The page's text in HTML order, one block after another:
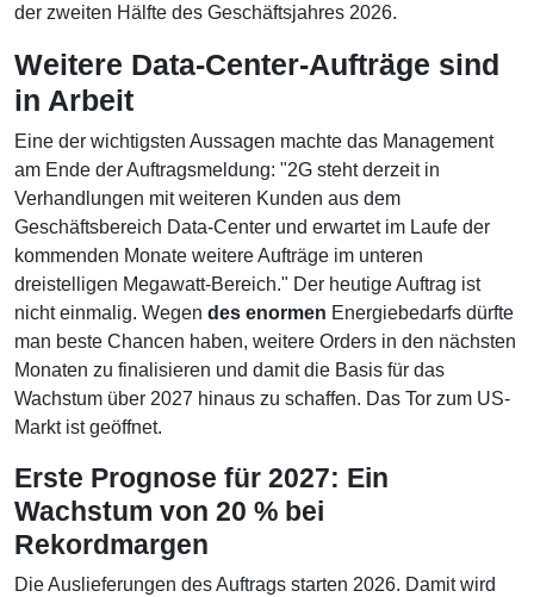
der zweiten Hälfte des Geschäftsjahres 2026.
Weitere Data-Center-Aufträge sind
in Arbeit
Eine der wichtigsten Aussagen machte das Management
am Ende der Auftragsmeldung: "2G steht derzeit in
Verhandlungen mit weiteren Kunden aus dem
Geschäftsbereich Data-Center und erwartet im Laufe der
kommenden Monate weitere Aufträge im unteren
dreistelligen Megawatt-Bereich." Der heutige Auftrag ist
nicht einmalig. Wegen des enormen Energiebedarfs dürfte
man beste Chancen haben, weitere Orders in den nächsten
Monaten zu finalisieren und damit die Basis für das
Wachstum über 2027 hinaus zu schaffen. Das Tor zum US-
Markt ist geöffnet.
Erste Prognose für 2027: Ein
Wachstum von 20 % bei
Rekordmargen
Die Auslieferungen des Auftrags starten 2026. Damit wird